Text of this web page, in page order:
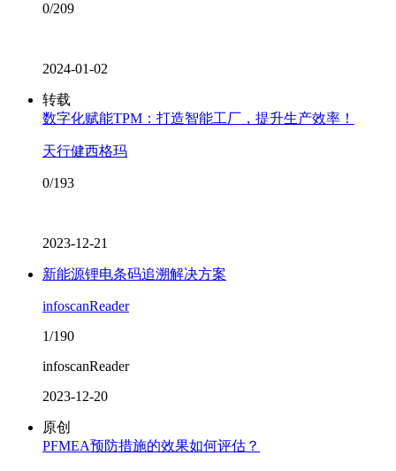
0/209
2024-01-02
转载
数字化赋能TPM：打造智能工厂，提升生产效率！
天行健西格玛
0/193
2023-12-21
新能源锂电条码追溯解决方案
infoscanReader
1/190
infoscanReader
2023-12-20
原创
PFMEA预防措施的效果如何评估？